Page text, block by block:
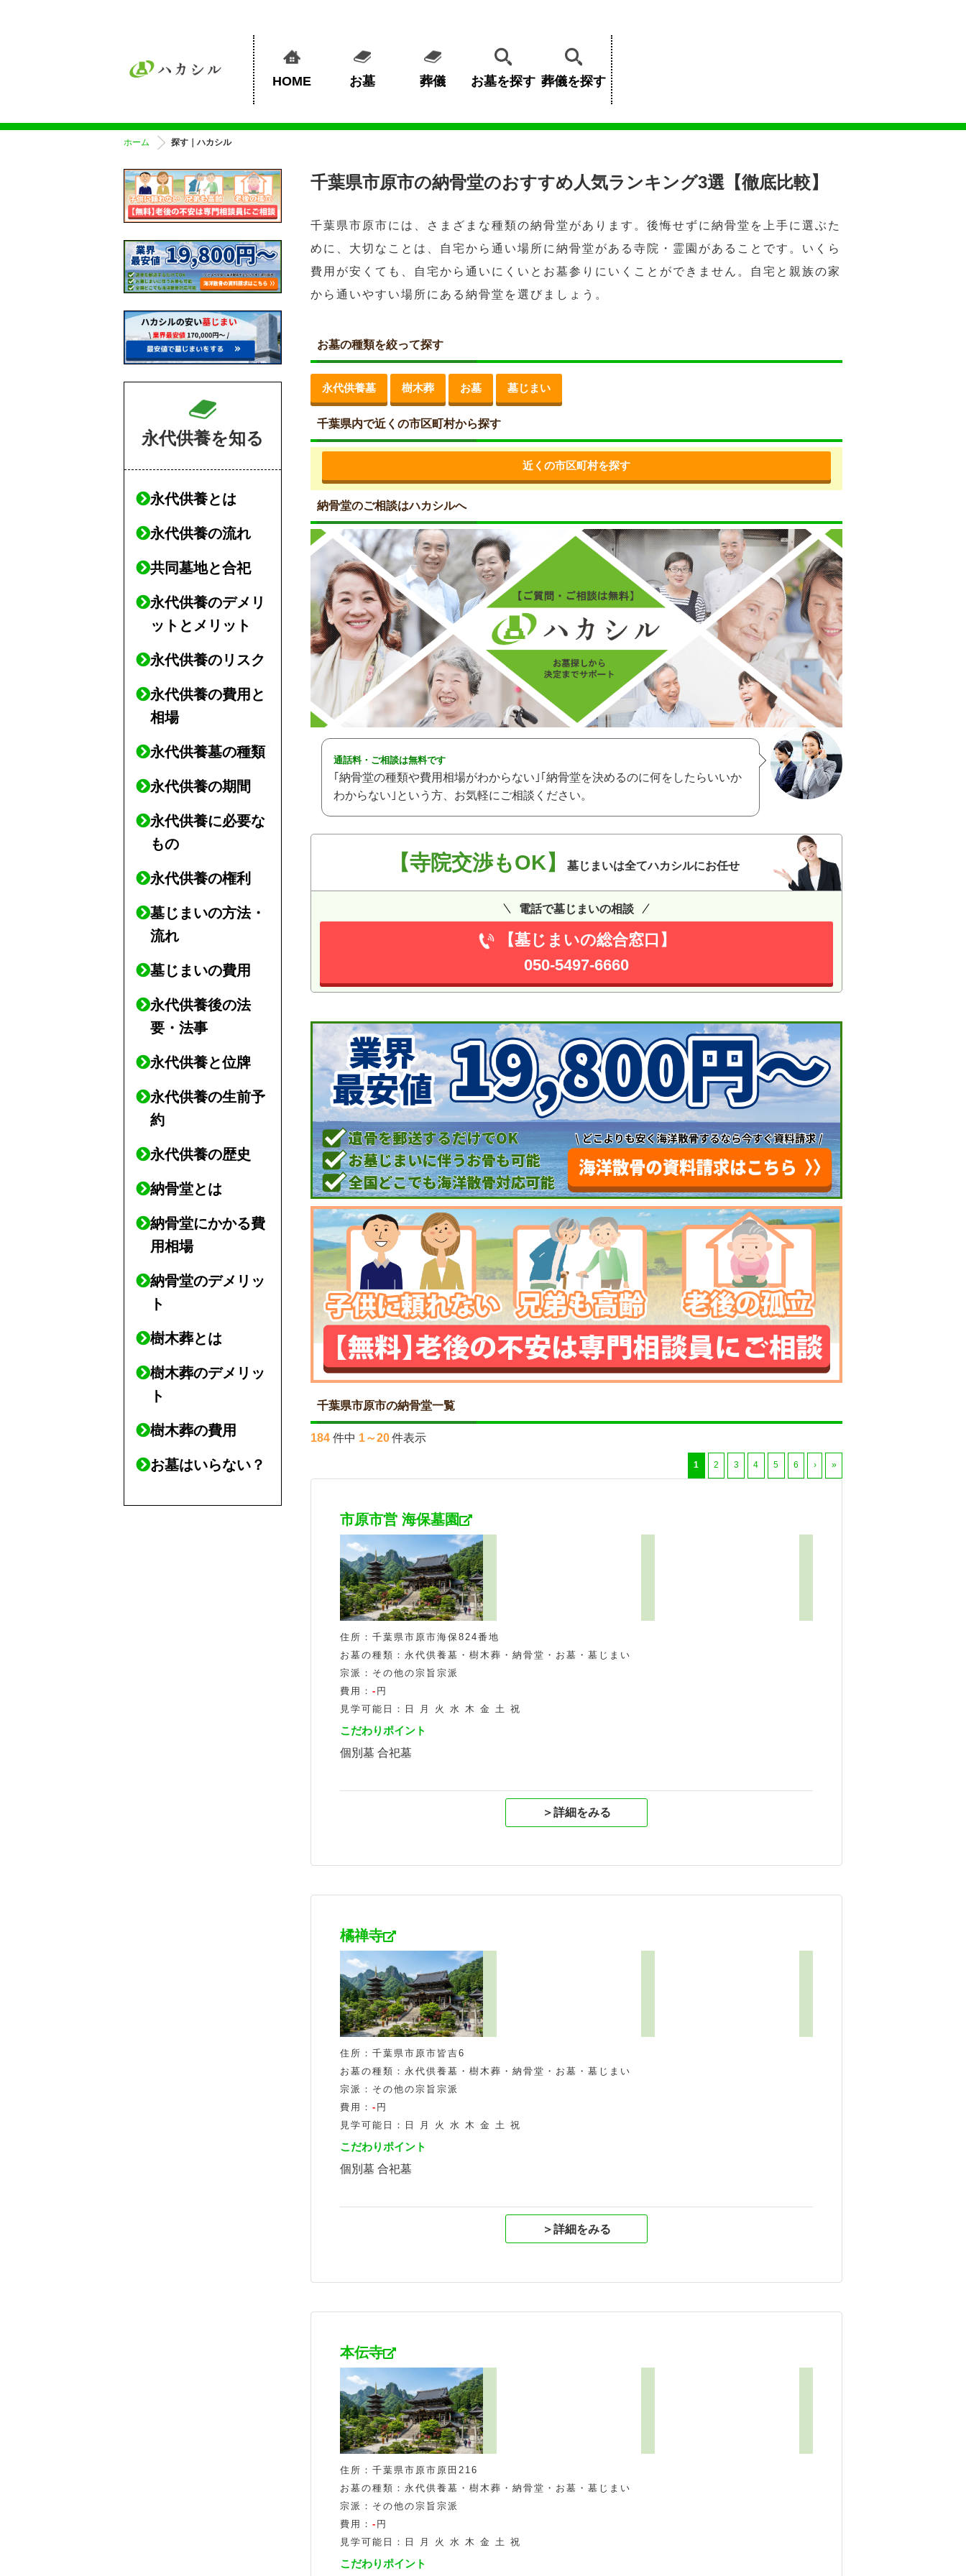
HOME お墓 葬儀 お墓を探す 葬儀を探す
ホーム 探す｜ハカシル
千葉県市原市の納骨堂のおすすめ人気ランキング3選【徹底比較】
千葉県市原市には、さまざまな種類の納骨堂があります。後悔せずに納骨堂を上手に選ぶた
めに、大切なことは、自宅から通い場所に納骨堂がある寺院・霊園があることです。いくら
費用が安くても、自宅から通いにくいとお墓参りにいくことができません。自宅と親族の家
から通いやすい場所にある納骨堂を選びましょう。
お墓の種類を絞って探す
永代供養墓 樹木葬 お墓 墓じまい
千葉県内で近くの市区町村から探す
近くの市区町村を探す
納骨堂のご相談はハカシルへ
通話料・ご相談は無料です
｢納骨堂の種類や費用相場がわからない｣｢納骨堂を決めるのに何をしたらいいか
わからない｣という方、お気軽にご相談ください。
【寺院交渉もOK】 墓じまいは全てハカシルにお任せ
電話で墓じまいの相談
【墓じまいの総合窓口】
050-5497-6660
千葉県市原市の納骨堂一覧
184 件中 1～20 件表示
1 2 3 4 5 6 › »
市原市営 海保墓園
住所：千葉県市原市海保824番地
お墓の種類：永代供養墓・樹木葬・納骨堂・お墓・墓じまい
宗派：その他の宗旨宗派
費用： - 円
見学可能日：日 月 火 水 木 金 土 祝
こだわりポイント
個別墓 合祀墓
＞詳細をみる
橘禅寺
住所：千葉県市原市皆吉6
お墓の種類：永代供養墓・樹木葬・納骨堂・お墓・墓じまい
宗派：その他の宗旨宗派
費用： - 円
見学可能日：日 月 火 水 木 金 土 祝
こだわりポイント
個別墓 合祀墓
＞詳細をみる
本伝寺
住所：千葉県市原市原田216
お墓の種類：永代供養墓・樹木葬・納骨堂・お墓・墓じまい
宗派：その他の宗旨宗派
費用： - 円
見学可能日：日 月 火 水 木 金 土 祝
こだわりポイント
永代供養を知る
永代供養とは
永代供養の流れ
共同墓地と合祀
永代供養のデメリ
ットとメリット
永代供養のリスク
永代供養の費用と
相場
永代供養墓の種類
永代供養の期間
永代供養に必要な
もの
永代供養の権利
墓じまいの方法・
流れ
墓じまいの費用
永代供養後の法
要・法事
永代供養と位牌
永代供養の生前予
約
永代供養の歴史
納骨堂とは
納骨堂にかかる費
用相場
納骨堂のデメリッ
ト
樹木葬とは
樹木葬のデメリッ
ト
樹木葬の費用
お墓はいらない？